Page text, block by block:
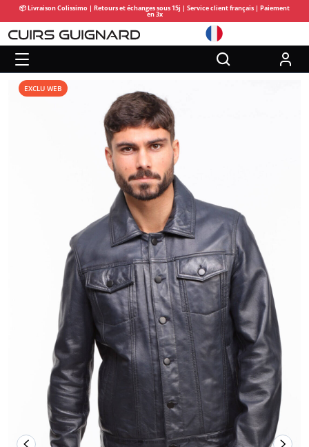
📦 Livraison Colissimo | Retours et échanges sous 15j | Service client français | Paiement
en 3x
EXCLU WEB